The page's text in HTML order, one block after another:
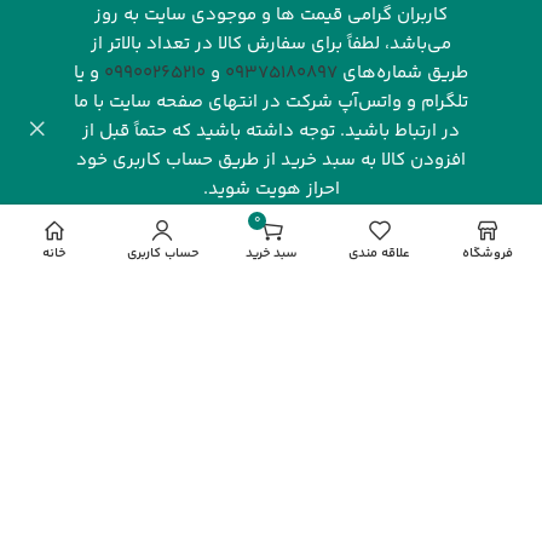
کاربران گرامی قیمت ها و موجودی سایت به روز
می‌باشد، لطفاً برای سفارش کالا در تعداد بالاتر از
طریق شماره‌های‌ 09375180897 و 09900265210 و یا
تلگرام و واتس‌آپ شرکت در انتهای صفحه سایت با ما
در ارتباط باشید. توجه داشته باشید که حتماً قبل از
افزودن کالا به سبد خرید از طریق حساب کاربری خود
احراز هویت شوید.
شرکت رهاورد سرزمین البرز با بیش از یک دهه فعالیت مستمر و
تخصصی در صنعت فناوری اطلاعات، یکی از نام‌های شناخته‌شده
و معتبر در بازار دیجیتال ایران به شمار می‌رود. این شرکت با
فروشگاه علاقه مندی
0
مورد
سبد خرید حساب کاربری خانه